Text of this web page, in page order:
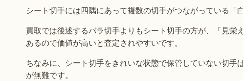
シート切手には四隅にあって複数の切手がつながっている「
買取では後述するバラ切手よりもシート切手の方が、「見
あるので価値が高いと査定されやすいです。
ちなみに、シート切手をきれいな状態で保管していない切
が無難です。